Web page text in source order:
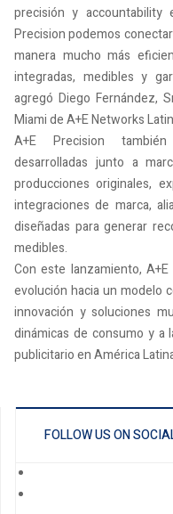
precisión y accountability
Precision podemos
manera mucho más
integradas, medibles y
agregó Diego Fernández,
Miami de A+E Networks
A+E Precision
desarrolladas junto a
producciones originales,
integraciones de marca,
diseñadas para generar
medibles.
Con este lanzamiento,
evolución hacia un modelo
innovación y soluciones
dinámicas de consumo y a
publicitario en América
FOLLOW US ON